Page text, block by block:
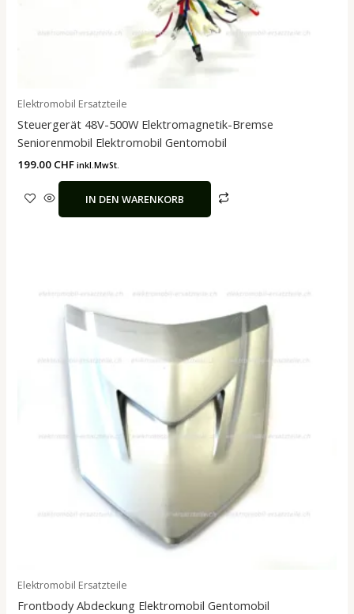
Elektromobil Ersatzteile
Steuergerät 48V-500W Elektromagnetik-Bremse
Seniorenmobil Elektromobil Gentomobil
199.00 CHF inkl.MwSt.
IN DEN WARENKORB
Elektromobil Ersatzteile
Frontbody Abdeckung Elektromobil Gentomobil